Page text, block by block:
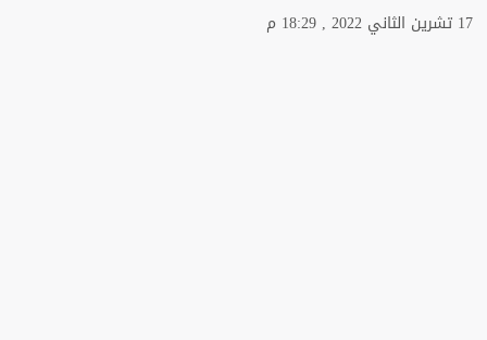
17 تشرين الثاني 2022 , 18:29 م